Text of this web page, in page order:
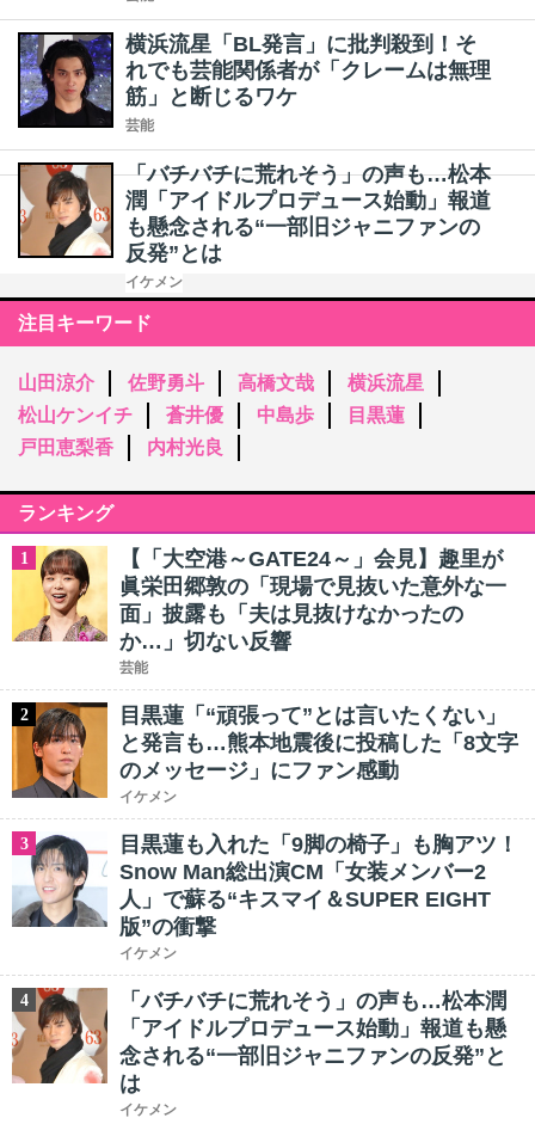
横浜流星「BL発言」に批判殺到！そ
れでも芸能関係者が「クレームは無理
筋」と断じるワケ
芸能
「バチバチに荒れそう」の声も…松本
潤「アイドルプロデュース始動」報道
も懸念される“一部旧ジャニファンの
反発”とは
イケメン
注目キーワード
山田涼介 佐野勇斗 高橋文哉
横浜流星
松山ケンイチ
蒼井優 中島歩
目黒蓮
戸田恵梨香
内村光良
ランキング
1
【「大空港～GATE24～」会見】趣里が
眞栄田郷敦の「現場で見抜いた意外な一
面」披露も「夫は見抜けなかったの
か…」切ない反響
芸能
2
目黒蓮「“頑張って”とは言いたくない」
と発言も…熊本地震後に投稿した「8文字
のメッセージ」にファン感動
イケメン
3
目黒蓮も入れた「9脚の椅子」も胸アツ！
Snow Man総出演CM「女装メンバー2
人」で蘇る“キスマイ＆SUPER EIGHT
版”の衝撃
イケメン
4
「バチバチに荒れそう」の声も…松本潤
「アイドルプロデュース始動」報道も懸
念される“一部旧ジャニファンの反発”と
は
イケメン